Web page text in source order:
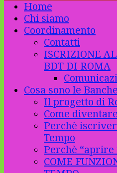
Home
Chi siamo
Coordinamento
Contatti
ISCRIZIONE
BDT DI ROMA
Cosa sono le
Il progetto di
Come
Perchè
Tempo
Perchè “aprire
COME